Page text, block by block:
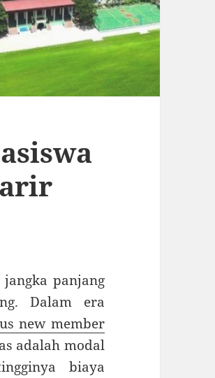
panjang
Dalam era
new member
adalah modal
biaya